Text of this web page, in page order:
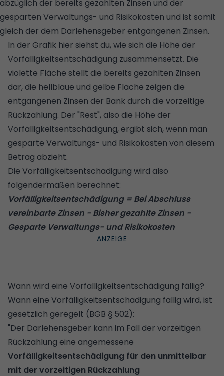
abzüglich der bereits gezahlten Zinsen und der
gesparten Verwaltungs- und Risikokosten und ist somit
gleich der dem Darlehensgeber entgangenen Zinsen.
In der Grafik hier siehst du, wie sich die Höhe der
Vorfälligkeitsentschädigung zusammensetzt. Die
violette Fläche stellt die bereits gezahlten Zinsen
dar, die hellblaue und gelbe Fläche zeigen die
entgangenen Zinsen der Bank durch die vorzeitige
Rückzahlung. Der "Rest", also die Höhe der
Vorfälligkeitsentschädigung, ergibt sich, wenn man
gesparte Verwaltungs- und Risikokosten von diesem
Betrag abzieht.
Die Vorfälligkeitsentschädigung wird also
folgendermaßen berechnet:
Vorfälligkeitsentschädigung = Bei Abschluss
vereinbarte Zinsen - Bisher gezahlte Zinsen -
Gesparte Verwaltungs- und Risikokosten
Wann wird eine Vorfälligkeitsentschädigung fällig?
Wann eine Vorfälligkeitsentschädigung fällig wird, ist
gesetzlich geregelt (BGB § 502):
"Der Darlehensgeber kann im Fall der vorzeitigen
Rückzahlung eine angemessene
Vorfälligkeitsentschädigung für den unmittelbar
mit der vorzeitigen Rückzahlung